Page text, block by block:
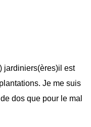
jardiniers(ères)il est
Je me suis
dos que pour le mal